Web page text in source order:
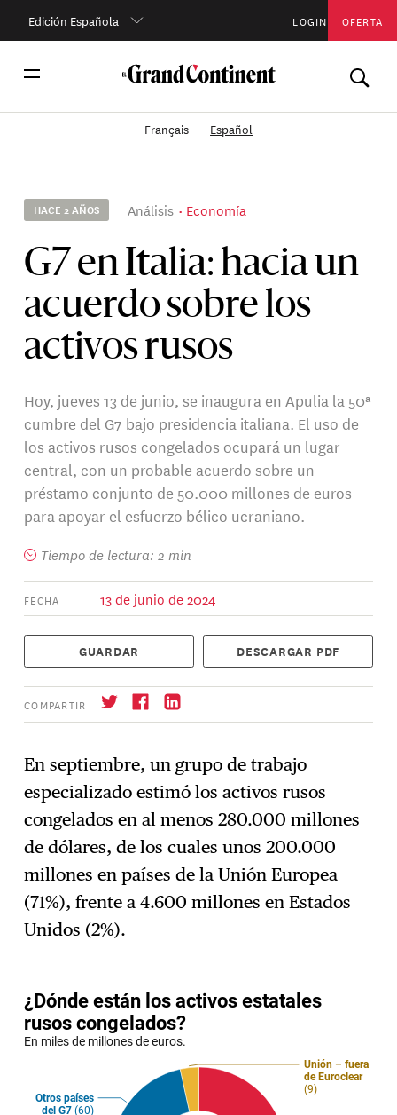
Edición Española LOGIN OFERTA
Français Español
HACE 2 AÑOS Análisis Economía
G7 en Italia: hacia un
acuerdo sobre los
activos rusos
Hoy, jueves 13 de junio, se inaugura en Apulia la 50ª
cumbre del G7 bajo presidencia italiana. El uso de
los activos rusos congelados ocupará un lugar
central, con un probable acuerdo sobre un
préstamo conjunto de 50.000 millones de euros
para apoyar el esfuerzo bélico ucraniano.
Tiempo de lectura: 2 min
FECHA 13 de junio de 2024
GUARDAR DESCARGAR PDF
COMPARTIR
→ Suscríbase
En septiembre, un grupo de trabajo
especializado estimó los activos rusos
congelados en al menos 280.000 millones
de dólares, de los cuales unos 200.000
millones en países de la Unión Europea
(71%), frente a 4.600 millones en Estados
Unidos (2%).